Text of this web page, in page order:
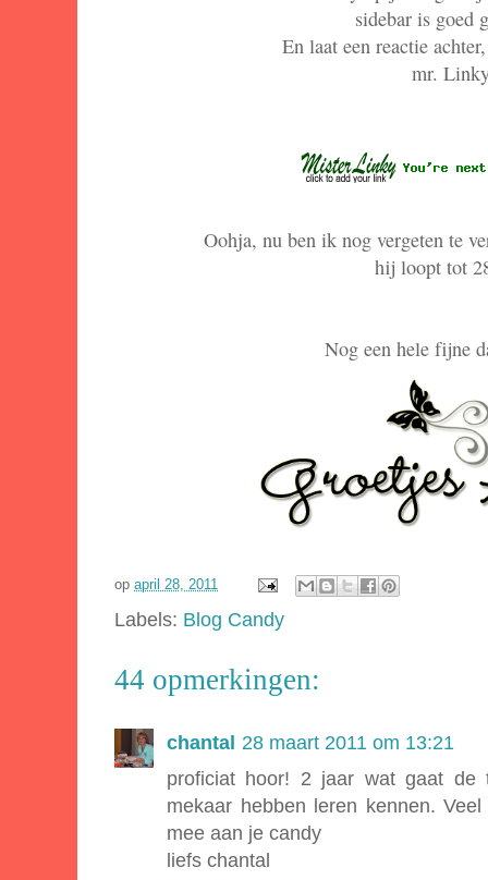
sidebar is goed
En laat een reactie
mr.
Oohja, nu ben ik nog vergeten te
hij loopt tot
Nog een hele fijne
op april 28, 2011
Labels: Blog Candy
44 opmerkingen:
chantal 28 maart 2011 om 13:21
proficiat hoor! 2 jaar wat gaat
mekaar hebben leren kennen.
mee aan je candy
liefs chantal